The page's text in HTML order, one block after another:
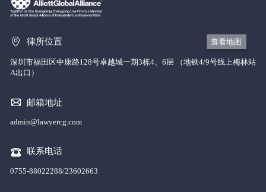
律所位置 查看地图
深圳市福田区中康路128号卓越城一期3栋4、6层 （地铁4/9号线上梅林站
A出口）
邮箱地址
admin@lawyercg.com
联系电话
0755-88022288/23602663